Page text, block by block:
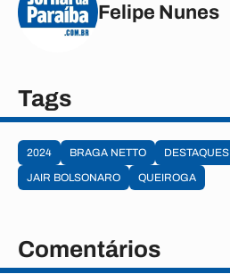
Felipe Nunes
Tags
2024 BRAGA NETTO DESTAQUES
JAIR BOLSONARO
QUEIROGA
Comentários